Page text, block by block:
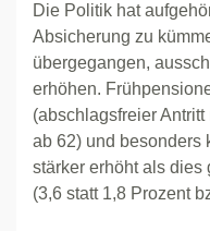
Die Politik hat
Absicherung zu
übergegangen,
erhöhen.
(abschlagsfreier
ab 62) und besonders
stärker erhöht als
(3,6 statt 1,8 Prozent